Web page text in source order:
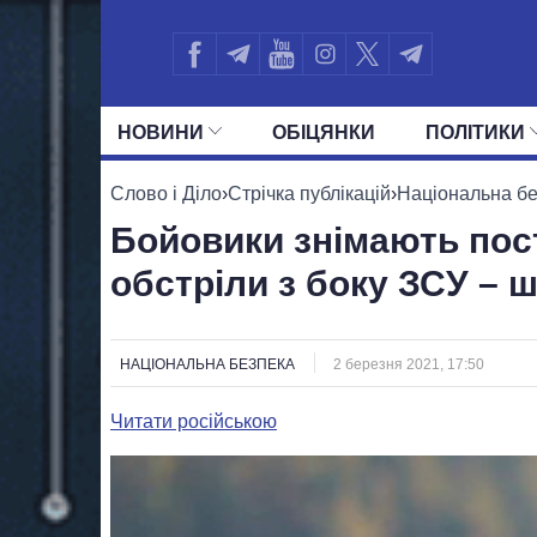
НОВИНИ ОБIЦЯНКИ ПОЛIТИКИ
УСІ ПОЛІТИКИ ПРЕЗИДЕНТ І
Слово і Діло›Стрічка публікацій›Національна
Бойовики знімають
обстріли з боку ЗСУ –
НАЦІОНАЛЬНА БЕЗПЕКА 2 березня 2021, 17:50
Читати російською